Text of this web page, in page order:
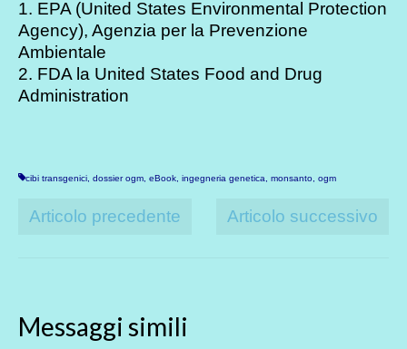
1. EPA (United States Environmental Protection
Agency), Agenzia per la Prevenzione
Ambientale
2. FDA la United States Food and Drug
Administration
cibi transgenici dossier ogm eBook ingegneria genetica monsanto ogm
Articolo precedente Articolo successivo
Messaggi simili